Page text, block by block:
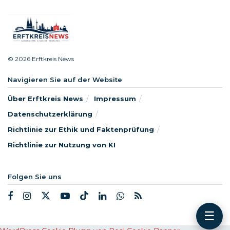
© 2026 Erftkreis News
Navigieren Sie auf der Website
Über Erftkreis News
Impressum
Datenschutzerklärung
Richtlinie zur Ethik und Faktenprüfung
Richtlinie zur Nutzung von KI
Folgen Sie uns
☰